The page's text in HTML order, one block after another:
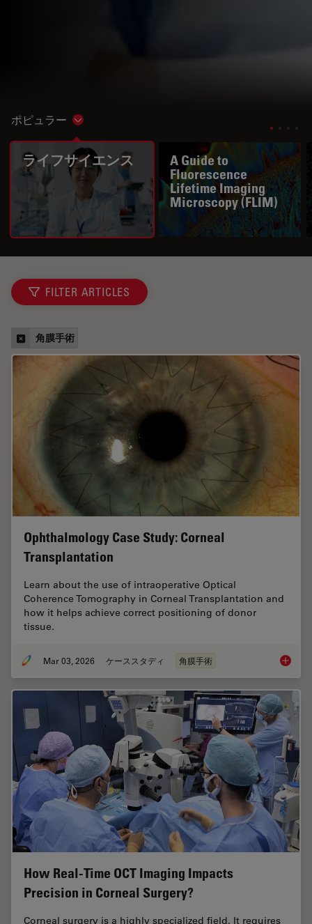
ポピュラー Show subnavigation
ライフサイエンス
A Guide to
Fluorescence
Lifetime Imaging
Microscopy (FLIM)
FILTER ARTICLES
角膜手術
Ophthalmology Case Study: Corneal
Transplantation
Learn about the use of intraoperative Optical
Coherence Tomography in Corneal Transplantation and
how it helps achieve correct positioning of donor
tissue.
Mar 03, 2026 ケーススタディ 角膜手術
How Real-Time OCT Imaging Impacts
Precision in Corneal Surgery?
Corneal surgery is a highly specialized field. It requires